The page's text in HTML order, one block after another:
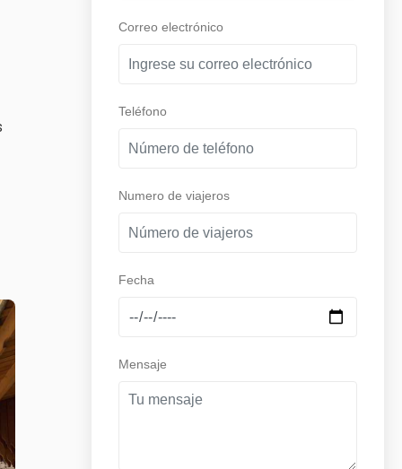
Correo electrónico
Teléfono
Numero de viajeros
Fecha
Mensaje